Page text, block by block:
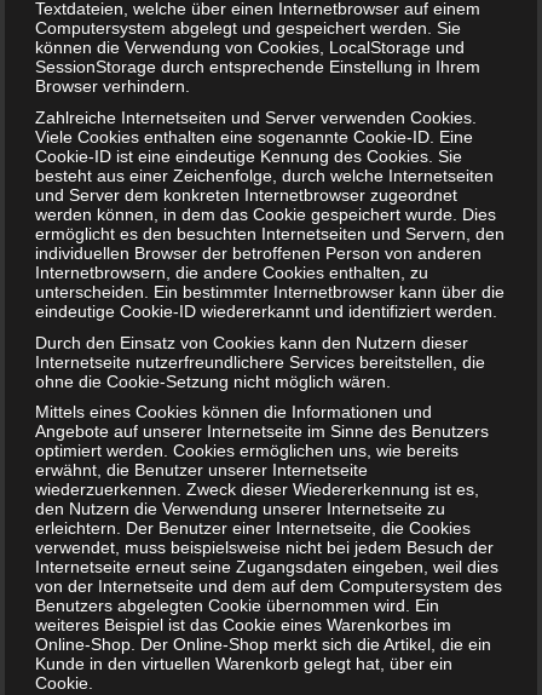
macht es unglaublichen Spaß Artikel zu
verfassen. Jeden Tag mache ich mich auf die
Suche nach neuen und interessanten Themen.
Falls ihr Themen-Wünsche habt, meldet euch
gerne bei mir.
Auch interessant:
Rollmops in der Schwangerschaft essen?
Textdateien, welche über einen Internetbrowser auf einem
Computersystem abgelegt und gespeichert werden. Sie
können die Verwendung von Cookies, LocalStorage und
SessionStorage durch entsprechende Einstellung in Ihrem
Browser verhindern.
Zahlreiche Internetseiten und Server verwenden Cookies.
Viele Cookies enthalten eine sogenannte Cookie-ID. Eine
Cookie-ID ist eine eindeutige Kennung des Cookies. Sie
besteht aus einer Zeichenfolge, durch welche Internetseiten
und Server dem konkreten Internetbrowser zugeordnet
werden können, in dem das Cookie gespeichert wurde. Dies
ermöglicht es den besuchten Internetseiten und Servern, den
individuellen Browser der betroffenen Person von anderen
Internetbrowsern, die andere Cookies enthalten, zu
unterscheiden. Ein bestimmter Internetbrowser kann über die
eindeutige Cookie-ID wiedererkannt und identifiziert werden.
Durch den Einsatz von Cookies kann den Nutzern dieser
Internetseite nutzerfreundlichere Services bereitstellen, die
ohne die Cookie-Setzung nicht möglich wären.
Mittels eines Cookies können die Informationen und
Angebote auf unserer Internetseite im Sinne des Benutzers
optimiert werden. Cookies ermöglichen uns, wie bereits
erwähnt, die Benutzer unserer Internetseite
wiederzuerkennen. Zweck dieser Wiedererkennung ist es,
den Nutzern die Verwendung unserer Internetseite zu
erleichtern. Der Benutzer einer Internetseite, die Cookies
verwendet, muss beispielsweise nicht bei jedem Besuch der
Internetseite erneut seine Zugangsdaten eingeben, weil dies
von der Internetseite und dem auf dem Computersystem des
Benutzers abgelegten Cookie übernommen wird. Ein
weiteres Beispiel ist das Cookie eines Warenkorbes im
Online-Shop. Der Online-Shop merkt sich die Artikel, die ein
Kunde in den virtuellen Warenkorb gelegt hat, über ein
Cookie.